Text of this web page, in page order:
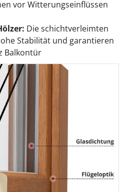
vor Witterungseinflüssen
Die schichtverleimten
Stabilität und garantieren
Balkontür